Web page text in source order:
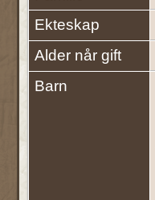
Ekteskap
Alder når gift
Barn